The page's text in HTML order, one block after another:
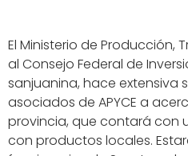
El Ministerio de Producción,
al Consejo Federal de
sanjuanina, hace extensiva
asociados de APYCE a
provincia, que contará con
con productos locales.